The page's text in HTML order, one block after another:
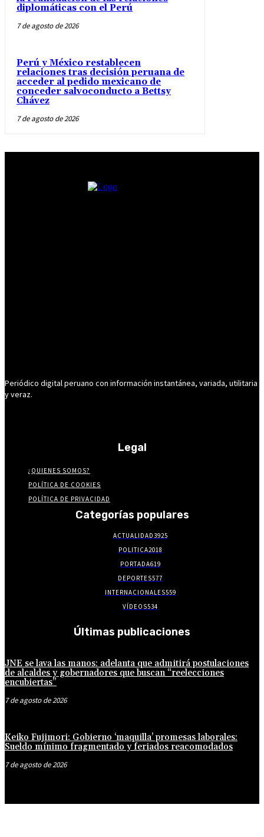
diplomáticas con el Perú
7 de agosto de 2026
Perú y México restablecen
relaciones tras decisión peruana de
acceder al pedido mexicano de
conceder salvoconducto a Bettsy
Chávez
7 de agosto de 2026
Periódico digital peruano con información instantánea, variada, utilitaria
y veraz.
Legal
¿QUIENES SOMOS?
POLÍTICA DE COOKIES
POLÍTICA DE PRIVACIDAD
Categorías populares
ACTUALIDAD3925
POLITICA2018
PORTADA619
DEPORTES577
INTERNACIONALES559
VÍDEOS534
Últimas publicaciones
JNE se lava las manos: adelanta que admitirá postulaciones
de alcaldes y gobernadores que buscan “reelecciones
encubiertas”
7 de agosto de 2026
Keiko Fujimori: Gobierno ‘maquilla’ promesas laborales:
Sueldo mínimo fragmentado y feriados reacomodados
7 de agosto de 2026